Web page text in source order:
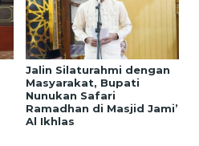
Jalin Silaturahmi dengan
Masyarakat, Bupati
Nunukan Safari
Ramadhan di Masjid Jami’
Al Ikhlas